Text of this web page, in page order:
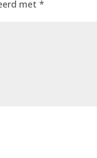
met*